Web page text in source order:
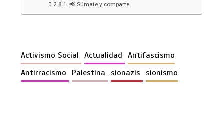
📢 Súmate y comparte
Activismo Social Actualidad
Antifascismo
Antirracismo
Palestina sionazis sionismo